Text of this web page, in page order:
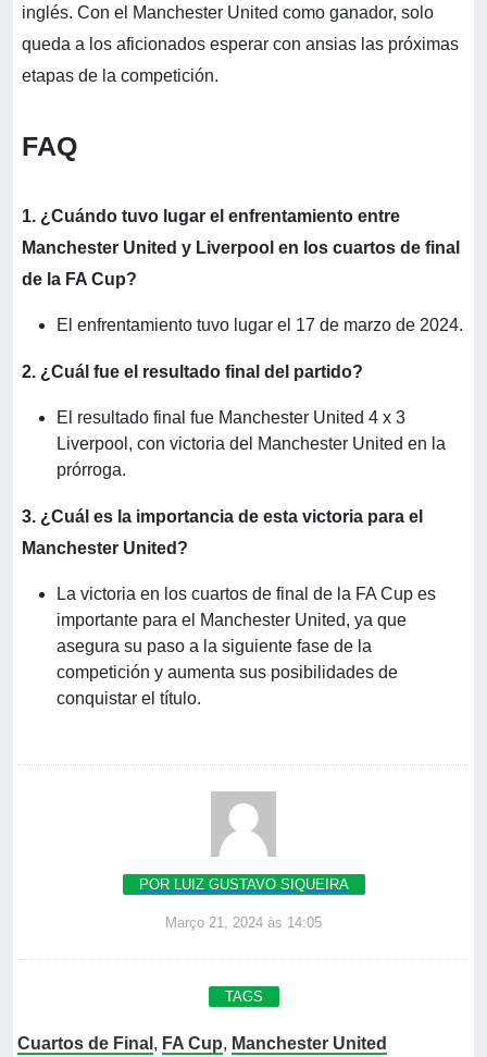
inglés. Con el Manchester United como ganador, solo
queda a los aficionados esperar con ansias las próximas
etapas de la competición.
FAQ
1. ¿Cuándo tuvo lugar el enfrentamiento entre
Manchester United y Liverpool en los cuartos de final
de la FA Cup?
El enfrentamiento tuvo lugar el 17 de marzo de 2024.
2. ¿Cuál fue el resultado final del partido?
El resultado final fue Manchester United 4 x 3
Liverpool, con victoria del Manchester United en la
prórroga.
3. ¿Cuál es la importancia de esta victoria para el
Manchester United?
La victoria en los cuartos de final de la FA Cup es
importante para el Manchester United, ya que
asegura su paso a la siguiente fase de la
competición y aumenta sus posibilidades de
conquistar el título.
POR LUIZ GUSTAVO SIQUEIRA
Março 21, 2024 às 14:05
TAGS
Cuartos de Final , FA Cup, Manchester United